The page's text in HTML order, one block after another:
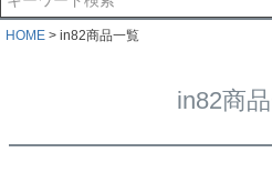
HOME in82商品一覧
in82商
価格が安い順
価格が高い順
キーワードヒット順
検索